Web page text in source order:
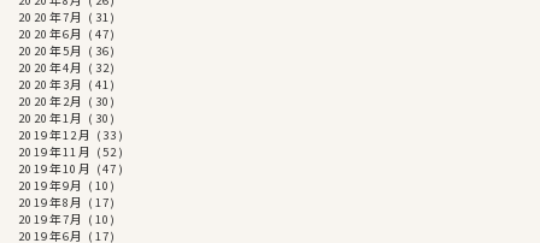
2020年7月 (31)
2020年6月 (47)
2020年5月 (36)
2020年4月 (32)
2020年3月 (41)
2020年2月 (30)
2020年1月 (30)
2019年12月 (33)
2019年11月 (52)
2019年10月 (47)
2019年9月 (10)
2019年8月 (17)
2019年7月 (10)
2019年6月 (17)